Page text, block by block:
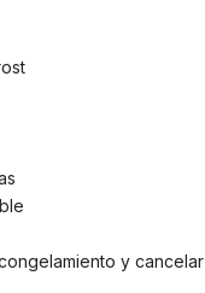
y cancelar